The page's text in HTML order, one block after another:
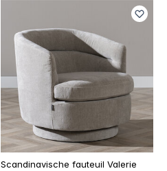
Scandinavische fauteuil Valerie